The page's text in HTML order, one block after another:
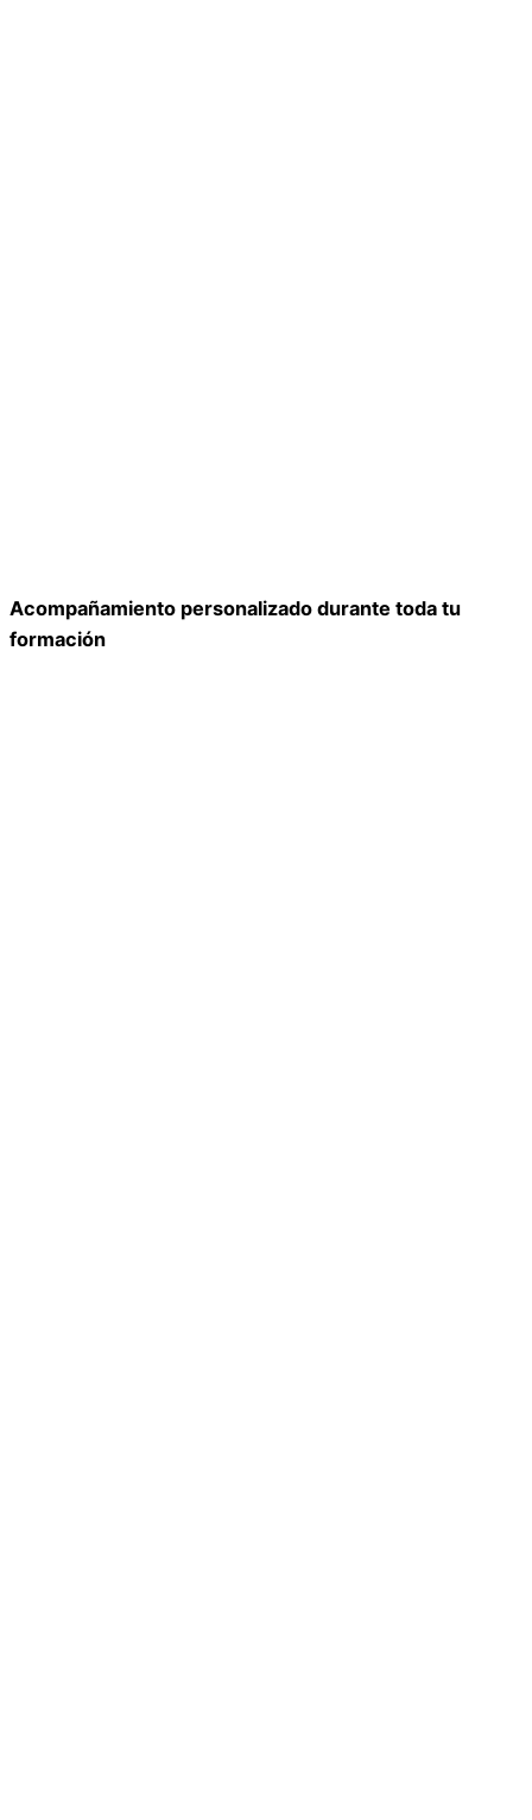
Acompañamiento personalizado durante toda tu
formación